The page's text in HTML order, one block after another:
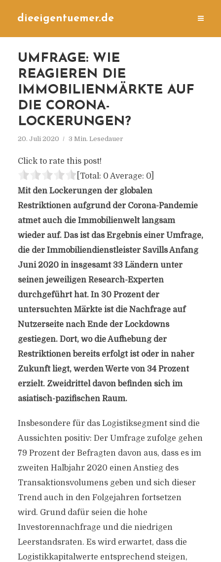
dieeigentuemer.de
UMFRAGE: WIE
REAGIEREN DIE
IMMOBILIENMÄRKTE AUF
DIE CORONA-
LOCKERUNGEN?
20. Juli 2020 3 Min. Lesedauer
Click to rate this post!
[Total: 0 Average: 0]
Mit den Lockerungen der globalen
Restriktionen aufgrund der Corona-Pandemie
atmet auch die Immobilienwelt langsam
wieder auf. Das ist das Ergebnis einer Umfrage,
die der Immobiliendienstleister Savills Anfang
Juni 2020 in insgesamt 33 Ländern unter
seinen jeweiligen Research-Experten
durchgeführt hat. In 30 Prozent der
untersuchten Märkte ist die Nachfrage auf
Nutzerseite nach Ende der Lockdowns
gestiegen. Dort, wo die Aufhebung der
Restriktionen bereits erfolgt ist oder in naher
Zukunft liegt, werden Werte von 34 Prozent
erzielt. Zweidrittel davon befinden sich im
asiatisch-pazifischen Raum.
Insbesondere für das Logistiksegment sind die
Aussichten positiv: Der Umfrage zufolge gehen
79 Prozent der Befragten davon aus, dass es im
zweiten Halbjahr 2020 einen Anstieg des
Transaktionsvolumens geben und sich dieser
Trend auch in den Folgejahren fortsetzen
wird. Grund dafür seien die hohe
Investorennachfrage und die niedrigen
Leerstandsraten. Es wird erwartet, dass die
Logistikkapitalwerte entsprechend steigen,